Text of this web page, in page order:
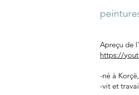
Apreçu de
https://
-né à
-vit et